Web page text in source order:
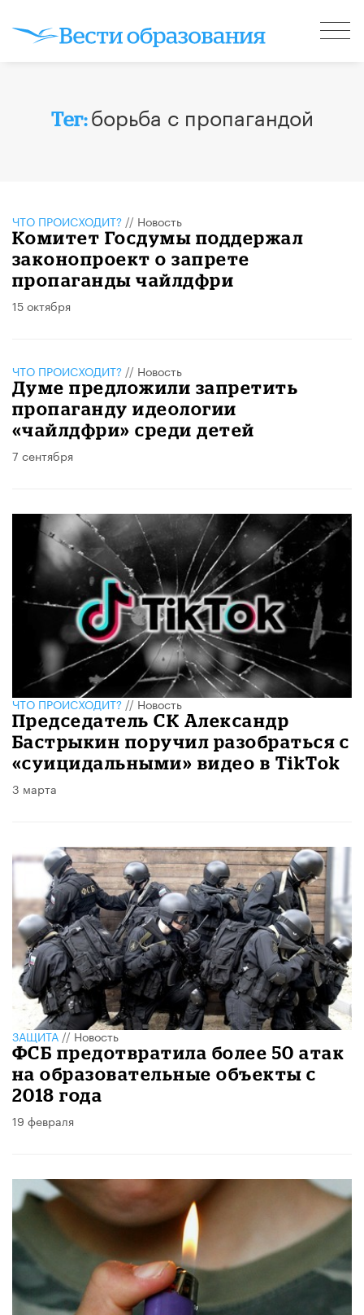
Тег:борьба с пропагандой
ЧТО ПРОИСХОДИТ? // Новость
Комитет Госдумы поддержал
законопроект о запрете
пропаганды чайлдфри
15 октября
ЧТО ПРОИСХОДИТ? // Новость
Думе предложили запретить
пропаганду идеологии
«чайлдфри» среди детей
7 сентября
ЧТО ПРОИСХОДИТ?//Новость
Председатель СК Александр
Бастрыкин поручил разобраться с
«суицидальными» видео в TikTok
3 марта
ЗАЩИТА//Новость
ФСБ предотвратила более 50 атак
на образовательные объекты с
2018 года
19 февраля